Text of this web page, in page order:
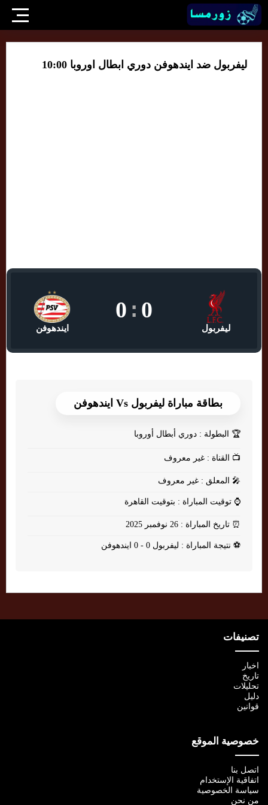
ليفربول ضد ايندهوفن دوري ابطال اوروبا 10:00
ليفربول
0
:
0
ايندهوفن
بطاقة مباراة ليفربول Vs ايندهوفن
🏆 البطولة : دوري أبطال أوروبا
📺 القناة : غير معروف
🎤 المعلق : غير معروف
⌚ توقيت المباراة : بتوقيت القاهرة
⏰ تاريخ المباراة : 26 نوفمبر 2025
⚽ نتيجة المباراة : ليفربول 0 - 0 ايندهوفن
تصنيفات
اخبار
تاريخ
تحليلات
دليل
قوانين
خصوصية الموقع
اتصل بنا
اتفاقية الإستخدام
سياسة الخصوصية
من نحن